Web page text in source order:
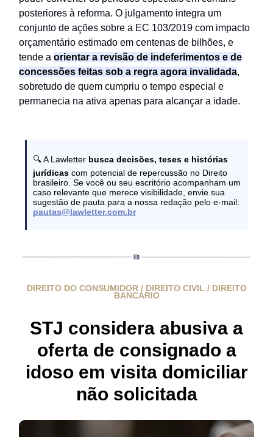
posteriores à reforma. O julgamento integra um
conjunto de ações sobre a EC 103/2019 com impacto
orçamentário estimado em centenas de bilhões, e
tende a orientar a revisão de indeferimentos e de
concessões feitas sob a regra agora invalidada,
sobretudo de quem cumpriu o tempo especial e
permanecia na ativa apenas para alcançar a idade.
🔍 A Lawletter busca decisões, teses e histórias
jurídicas com potencial de repercussão no Direito
brasileiro. Se você ou seu escritório acompanham um
caso relevante que merece visibilidade, envie sua
sugestão de pauta para a nossa redação pelo e-mail:
pautas@lawletter.com.br
DIREITO DO CONSUMIDOR / DIREITO CIVIL / DIREITO
BANCÁRIO
STJ considera abusiva a
oferta de consignado a
idoso em visita domiciliar
não solicitada